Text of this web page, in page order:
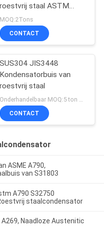
roestvrij staal ASTM
A249 316 316L
MOQ:2Tons
CONTACT
SUS304 JIS3448
Kondensatorbuis van
roestvrij staal
CONTACT
ASME A790,
van S31803
A790 S32750
staalcondensator
Naadloze Austenitic